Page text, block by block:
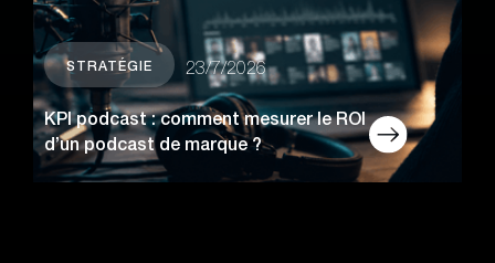
STRATÉGIE 23/7/2026
KPI podcast : comment mesurer le ROI
d’un podcast de marque ?